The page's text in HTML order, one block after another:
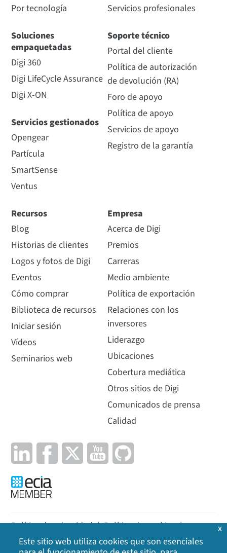
Por tecnología
Soluciones
empaquetadas
Digi 360
Digi LifeCycle Assurance
Digi X-ON
Servicios gestionados
Opengear
Partícula
SmartSense
Ventus
Servicios profesionales
Soporte técnico
Portal del cliente
Política de autorización
de devolución (RA)
Foro de apoyo
Política de apoyo
Servicios de apoyo
Registro de la garantía
Recursos
Blog
Historias de clientes
Logos y fotos de Digi
Eventos
Cómo comprar
Biblioteca de recursos
Iniciar sesión
Vídeos
Seminarios web
Empresa
Acerca de Digi
Premios
Carreras
Medio ambiente
Política de exportación
Relaciones con los
inversores
Liderazgo
Ubicaciones
Cobertura mediática
Otros sitios de Digi
Comunicados de prensa
Calidad
Política de privacidad | Política de cookies |
Aviso legal | Mapa del sitio
Este sitio web utiliza cookies que son esenciales
x